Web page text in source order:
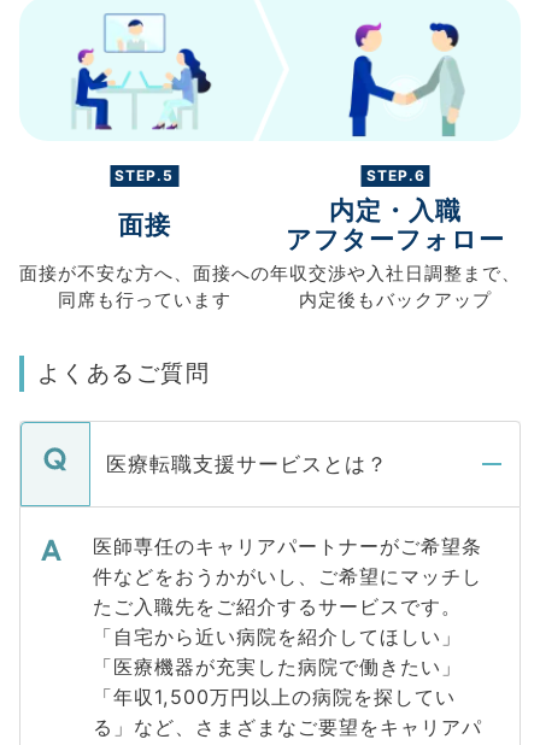
STEP.5
面接
面接が不安な方へ、 面接への
同席も行っています
STEP.6
内定・入職
アフターフォロー
年収交渉や入社日調整まで、
内定後もバックアップ
よくあるご質問
医療転職支援サービスとは？
医師専任のキャリアパートナーがご希望条
件などをおうかがいし、ご希望にマッチし
たご入職先をご紹介するサービスです。
「自宅から近い病院を紹介してほしい」
「医療機器が充実した病院で働きたい」
「年収1,500万円以上の病院を探してい
る」など、さまざまなご要望をキャリアパ